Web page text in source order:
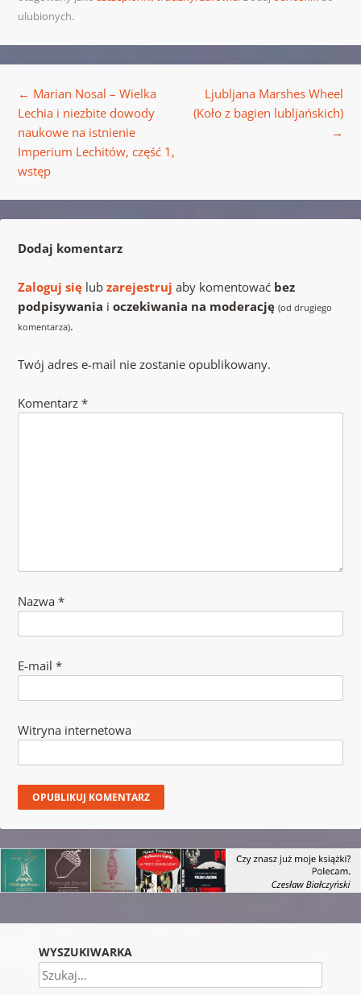
ulubionych.
← Marian Nosal – Wielka
Lechia i niezbite dowody
naukowe na istnienie
Imperium Lechitów, część 1,
wstęp
Ljubljana Marshes Wheel
(Koło z bagien lubljańskich)
→
Dodaj komentarz
Zaloguj sięlub zarejestruj aby komentować bez
podpisywania i oczekiwania na moderację (od drugiego
komentarza).
Twój adres e-mail nie zostanie opublikowany.
Komentarz *
Nazwa *
E-mail *
Witryna internetowa
WYSZUKIWARKA
Szukaj